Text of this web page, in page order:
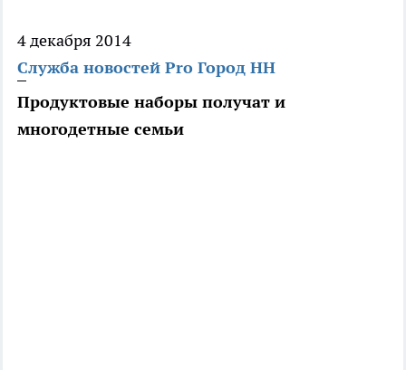
4 декабря 2014
Служба новостей Pro Город НН
Продуктовые наборы получат и
многодетные семьи